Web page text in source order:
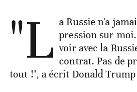
"L a Russie n'a
pression sur moi.
voir avec la
contrat. Pas de
tout !", a écrit Donald